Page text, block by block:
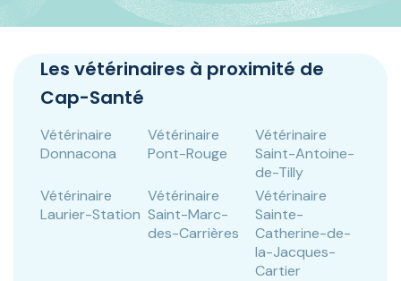
Panneau de gestion des cookies
Les vétérinaires à proximité de
Cap-Santé
Vétérinaire
Donnacona
Vétérinaire
Pont-Rouge
Vétérinaire
Saint-Antoine-
de-Tilly
Vétérinaire
Laurier-Station
Vétérinaire
Saint-Marc-
des-Carrières
Vétérinaire
Sainte-
Catherine-de-
la-Jacques-
Cartier